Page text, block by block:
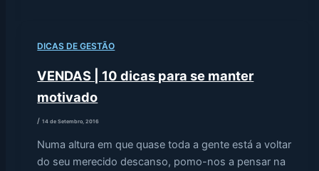
DICAS DE GESTÃO
VENDAS | 10 dicas para se manter
motivado
/14 de Setembro, 2016
Numa altura em que quase toda a gente está a voltar
do seu merecido descanso, pomo-nos a pensar na